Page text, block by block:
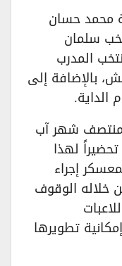
محمد حسان
سلمان
المدرب
بالإضافة إلى
منتصف شهر آب
لهذا
إجراء
خلاله الوقوف
تطويرها